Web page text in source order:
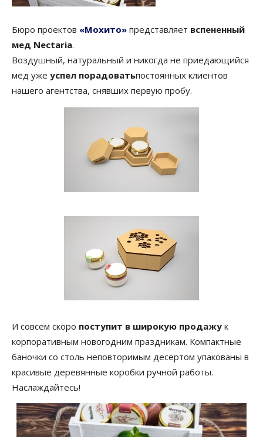
Бюро проектов «Мохито» представляет вспененный
мед Nectaria.
Воздушный, натуральный и никогда не приедающийся
мед уже успел порадоватьпостоянных клиентов
нашего агентства, снявших первую пробу.
И совсем скоро поступит в широкую продажу к
корпоративным новогодним праздникам. Компактные
баночки со столь неповторимым десертом упакованы в
красивые деревянные коробки ручной работы.
Наслаждайтесь!